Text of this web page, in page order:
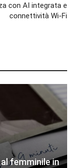
con AI integrata e
connettività Wi-Fi
femminile in